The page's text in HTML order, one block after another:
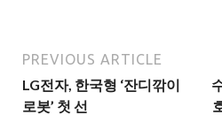
PREVIOUS ARTICLE
LG전자, 한국형 ‘잔디깎이
로봇’ 첫 선